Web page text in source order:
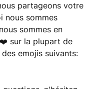
partageons votre
nous sommes
sommes en
sur la plupart de
emojis suivants: